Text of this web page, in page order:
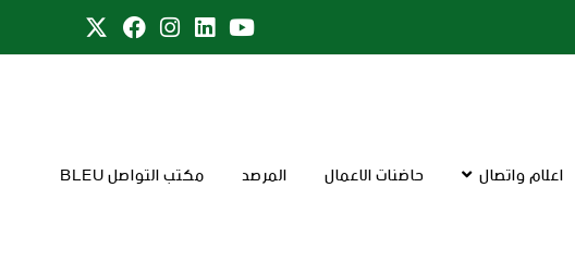
اعلام واتصال حاضنات الاعمال المرصد مكتب التواصل BLEU